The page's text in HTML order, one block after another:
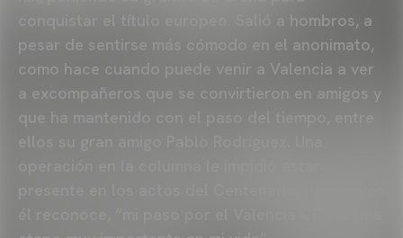
conquistar el título europeo. Salió a hombros, a
pesar de sentirse más cómodo en el anonimato,
como hace cuando puede venir a Valencia a ver
a excompañeros que se convirtieron en amigos y
que ha mantenido con el paso del tiempo, entre